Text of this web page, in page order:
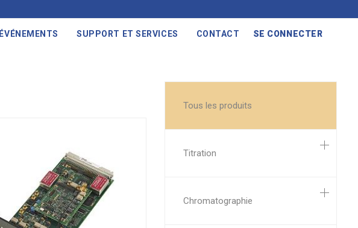
ÉVÉNEMENTS SUPPORT ET SERVICES CONTACT SE CONNECTER
Tous les produits
Titration
Chromatographie